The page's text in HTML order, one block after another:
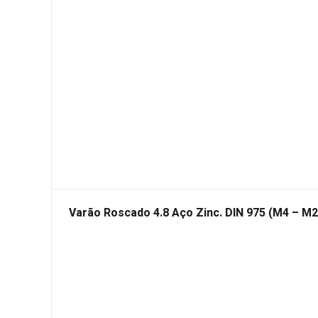
Varão Roscado 4.8 Aço Zinc. DIN 975 (M4 –